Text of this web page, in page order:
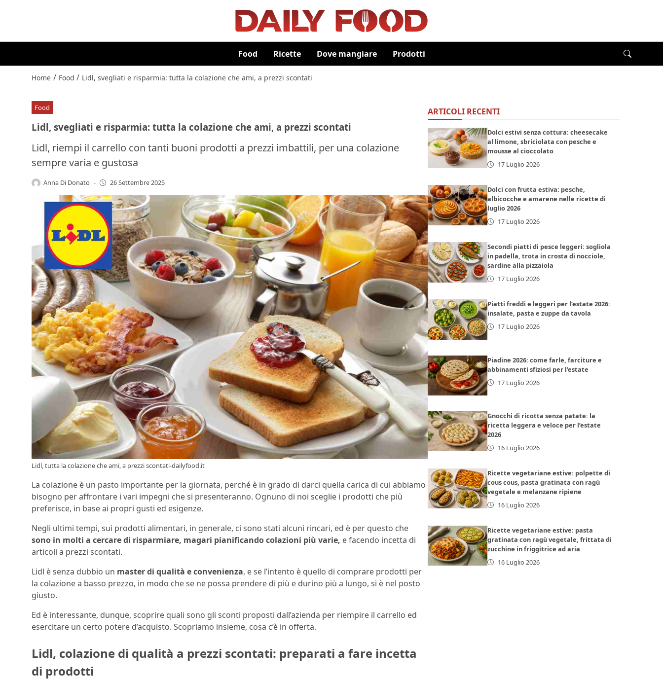
Food Ricette Dove mangiare Prodotti
Home / Food / Lidl, svegliati e risparmia: tutta la colazione che ami, a prezzi scontati
Food
Lidl, svegliati e risparmia: tutta la colazione che ami, a prezzi scontati
Lidl, riempi il carrello con tanti buoni prodotti a prezzi imbattili, per una colazione
sempre varia e gustosa
Anna Di Donato - 26 Settembre 2025
Lidl, tutta la colazione che ami, a prezzi scontati-dailyfood.it
La colazione è un pasto importante per la giornata, perché è in grado di darci quella carica di cui abbiamo
bisogno per affrontare i vari impegni che si presenteranno. Ognuno di noi sceglie i prodotti che più
preferisce, in base ai propri gusti ed esigenze.
Negli ultimi tempi, sui prodotti alimentari, in generale, ci sono stati alcuni rincari, ed è per questo che
sono in molti a cercare di risparmiare, magari pianificando colazioni più varie, e facendo incetta di
articoli a prezzi scontati.
Lidl è senza dubbio un master di qualità e convenienza, e se l’intento è quello di comprare prodotti per
la colazione a basso prezzo, in modo che se ne possa prendere di più e durino più a lungo, si è nel posto
giusto.
Ed è interessante, dunque, scoprire quali sono gli sconti proposti dall’azienda per riempire il carrello ed
esercitare un certo potere d’acquisto. Scopriamo insieme, cosa c’è in offerta.
Lidl, colazione di qualità a prezzi scontati: preparati a fare incetta
di prodotti
ARTICOLI RECENTI
Dolci estivi senza cottura: cheesecake
al limone, sbriciolata con pesche e
mousse al cioccolato
17 Luglio 2026
Dolci con frutta estiva: pesche,
albicocche e amarene nelle ricette di
luglio 2026
17 Luglio 2026
Secondi piatti di pesce leggeri: sogliola
in padella, trota in crosta di nocciole,
sardine alla pizzaiola
17 Luglio 2026
Piatti freddi e leggeri per l’estate 2026:
insalate, pasta e zuppe da tavola
17 Luglio 2026
Piadine 2026: come farle, farciture e
abbinamenti sfiziosi per l’estate
17 Luglio 2026
Gnocchi di ricotta senza patate: la
ricetta leggera e veloce per l’estate
2026
16 Luglio 2026
Ricette vegetariane estive: polpette di
cous cous, pasta gratinata con ragù
vegetale e melanzane ripiene
16 Luglio 2026
Ricette vegetariane estive: pasta
gratinata con ragù vegetale, frittata di
zucchine in friggitrice ad aria
16 Luglio 2026